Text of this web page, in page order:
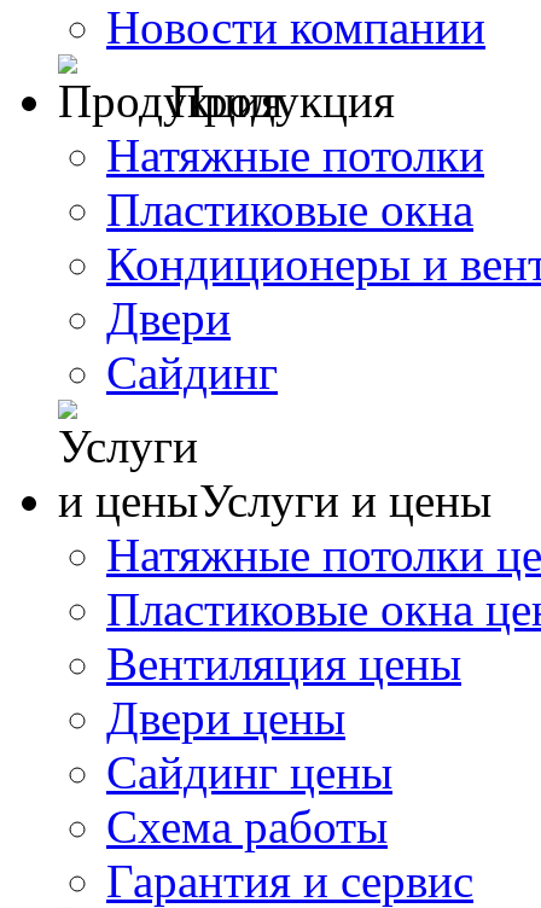
Новости компании
Продукция
Натяжные потолки
Пластиковые окна
Кондиционеры и
Двери
Сайдинг
Услуги и цены
Натяжные потолки
Пластиковые окна
Вентиляция цены
Двери цены
Сайдинг цены
Схема работы
Гарантия и сервис